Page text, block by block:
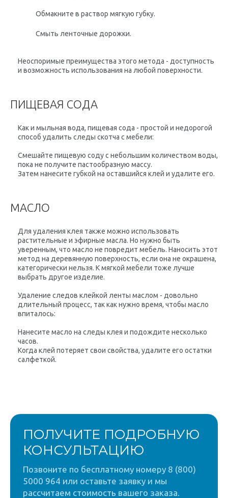
Обмакните в раствор мягкую губку.
Смыть ленточные дорожки.
Неоспоримые преимущества этого метода - доступность
и возможность использования на любой поверхности.
ПИЩЕВАЯ СОДА
Как и мыльная вода, пищевая сода - простой и недорогой
способ удалить следы скотча с мебели:
Смешайте пищевую соду с небольшим количеством воды,
пока не получите пастообразную массу.
Затем нанесите губкой на оставшийся клей и удалите его.
МАСЛО
Для удаления клея также можно использовать
растительные и эфирные масла. Но нужно быть
уверенным, что масло не повредит мебель. Наносить этот
метод на деревянную поверхность, если она не окрашена,
категорически нельзя. К мягкой мебели тоже лучше
выбрать другое изделие.
Удаление следов клейкой ленты маслом - довольно
длительный процесс, так как нужно время, чтобы масло
впиталось:
Нанесите масло на следы клея и подождите несколько
часов.
Когда клей потеряет свои свойства, удалите его остатки
салфеткой.
ПОЛУЧИТЕ ПОДРОБНУЮ
КОНСУЛЬТАЦИЮ
Позвоните по бесплатному номеру 8 (800)
5000 964 или оставьте заявку и мы
рассчитаем стоимость вашего заказа.